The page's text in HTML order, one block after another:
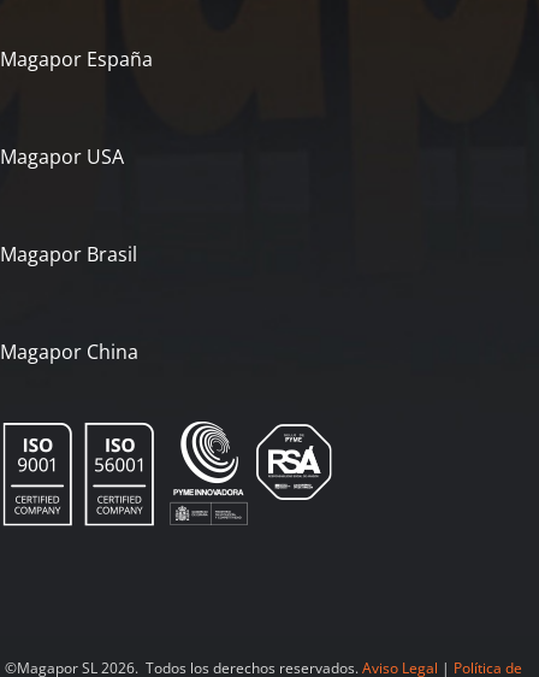
Magapor España
Magapor USA
Magapor Brasil
Magapor China
©Magapor SL 2026. Todos los derechos reservados.Aviso Legal | Política de